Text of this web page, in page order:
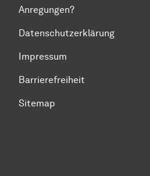
Anregungen?
Datenschutzerklärung
Impressum
Barrierefreiheit
Sitemap